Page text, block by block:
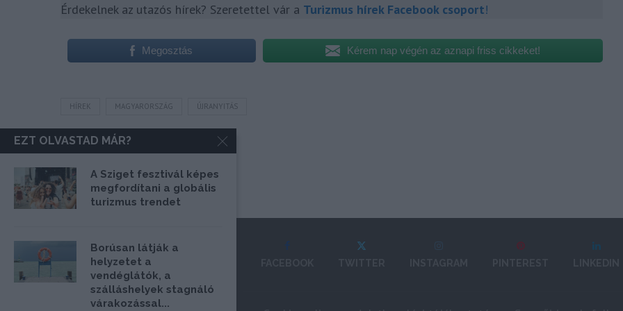
Érdekelnek az utazós hírek? Szeretettel vár a Turizmus hírek Facebook csoport!
Megosztás Kérem nap végén az aznapi friss cikkeket!
HÍREK MAGYARORSZÁG ÚJRANYITÁS
EZT OLVASTAD MÁR?
A Sziget fesztivál képes
megfordítani a globális
turizmus trendet
Borúsan látják a
helyzetet a
vendéglátók, a
szálláshelyek stagnáló
várakozással...